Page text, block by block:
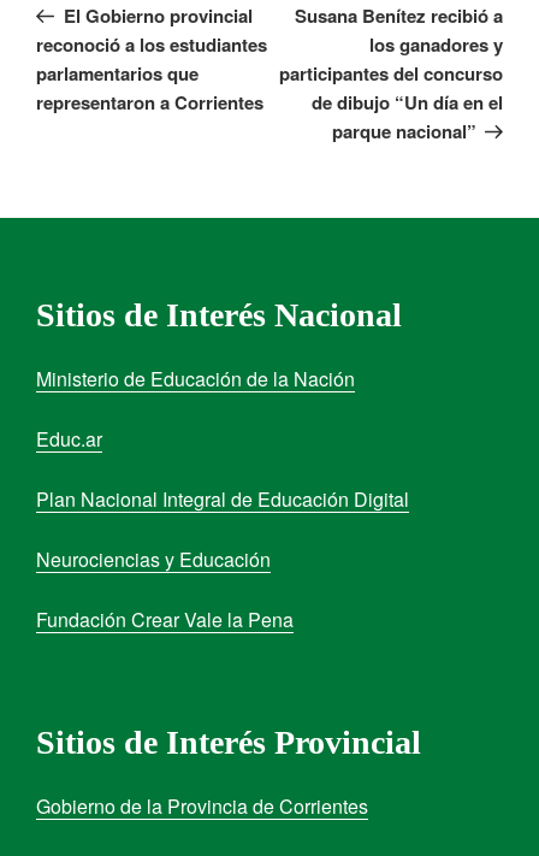
El Gobierno provincial
reconoció a los estudiantes
parlamentarios que
representaron a Corrientes
Susana Benítez recibió a
los ganadores y
participantes del concurso
de dibujo “Un día en el
parque nacional”
Sitios de Interés Nacional
Ministerio de Educación de la Nación
Educ.ar
Plan Nacional Integral de Educación Digital
Neurociencias y Educación
Fundación Crear Vale la Pena
Sitios de Interés Provincial
Gobierno de la Provincia de Corrientes